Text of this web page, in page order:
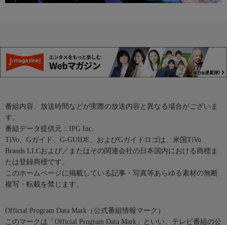
番組内容、放送時間などが実際の放送内容と異なる場合がございま
す。
番組データ提供元：IPG Inc.
TiVo、Gガイド、G-GUIDE、およびGガイドロゴは、米国TiVo
Brands LLCおよび／またはその関連会社の日本国内における商標ま
たは登録商標です。
このホームページに掲載している記事・写真等あらゆる素材の無断
複写・転載を禁じます。
Official Program Data Mark（公式番組情報マーク）
このマークは「Official Program Data Mark」といい、テレビ番組の公